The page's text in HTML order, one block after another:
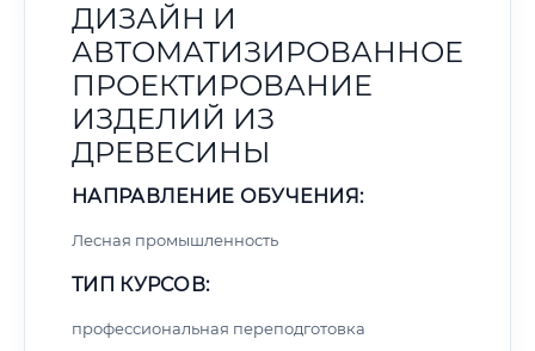
ДИЗАЙН И
АВТОМАТИЗИРОВАННОЕ
ПРОЕКТИРОВАНИЕ
ИЗДЕЛИЙ ИЗ
ДРЕВЕСИНЫ
НАПРАВЛЕНИЕ ОБУЧЕНИЯ:
Лесная промышленность
ТИП КУРСОВ:
профессиональная переподготовка